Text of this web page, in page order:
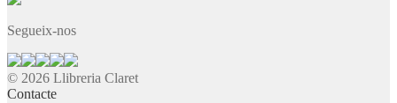
Segueix-nos
© 2026 Llibreria Claret
Contacte